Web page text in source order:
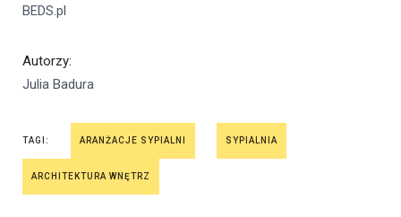
BEDS.pl
Autorzy:
Julia Badura
TAGI: ARANŻACJE SYPIALNI SYPIALNIA
ARCHITEKTURA WNĘTRZ